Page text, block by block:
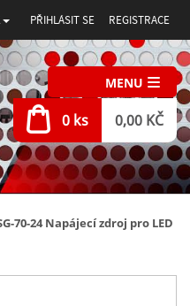
PŘIHLÁSIT SE REGISTRACE
MENU
0 ks 0,00 KČ
70-24 Napájecí zdroj pro LED